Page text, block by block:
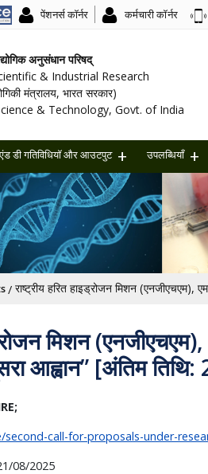
पेंशनर्स कॉर्नर कर्मचारी कॉर्नर
अनुसंधान परिषद्
& Industrial Research
मंत्रालय, भारत सरकार)
& Technology, Govt. of India
डी गतिविधियॉ और आउटपुट उपलब्धियाँ
मिशन
आह्वान” [अंतिम
call-for-proposals-under-
08/2025